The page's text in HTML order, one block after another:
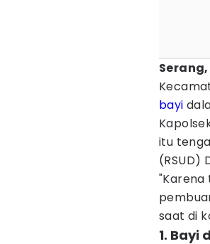
Serang,
bayi
itu
(RSUD)
saat di
1.